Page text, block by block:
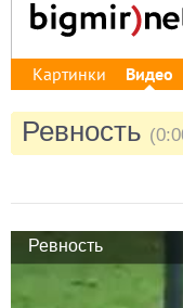
Картинки Видео
Ревность
Ревность